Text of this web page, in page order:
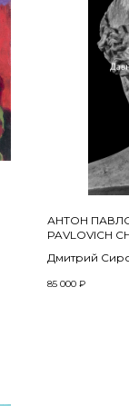
АНТОН
PAVLOVICH
Дмитрий
project
85 000 ₽